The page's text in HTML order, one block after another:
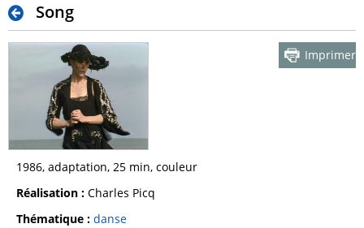
Song
Imprimer
1986, adaptation, 25 min, couleur
Réalisation : Charles Picq
Thématique : danse